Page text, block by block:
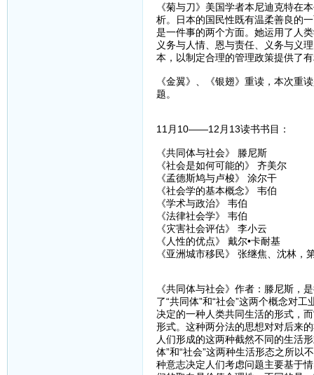
《菊与刀》美国学者本尼迪克特在
析。日本的国民性既有温柔善良的
是一件事的两个方面。她运用了人
义务与人情、恩与责任、义务与义
本，以制定合理的管理政策提供了
《金翼》、《银翅》重读，本次重
题。
11月10——12月13读书书目：
《共同体与社会》 滕尼斯
《社会是如何可能的》 齐美尔
《孟德斯鸠与卢梭》 涂尔干
《社会学的基本概念》 韦伯
《学术与政治》 韦伯
《法律社会学》 韦伯
《灾害社会评估》 李小云
《人性的优点》 戴尔•卡耐基
《亚洲城市移民》 张继焦、沈林，
《共同体与社会》作者：滕尼斯，
了“共同体”和“社会”这两个概念对
决定的一种人类共同生活的形式，
形式。这种两分法的思想对对后来
人们形成的这两种截然不同的生活
体”和“社会”这两种生活形态之所以
种意志决定人们考虑问题主要基于